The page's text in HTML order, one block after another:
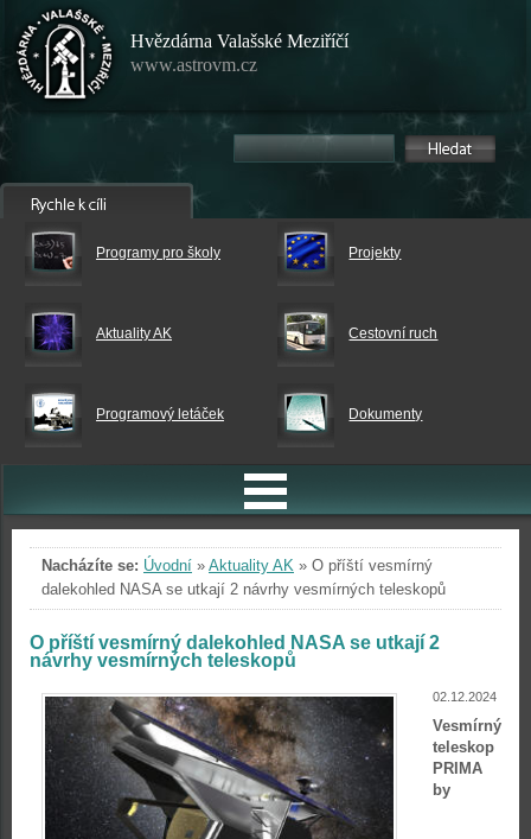
Hvězdárna Valašské Meziříčí
www.astrovm.cz
Programy pro školy Projekty
Aktuality AK Cestovní ruch
Programový letáček Dokumenty
Nacházíte se: Úvodní » Aktuality AK » O příští vesmírný
dalekohled NASA se utkají 2 návrhy vesmírných teleskopů
O příští vesmírný dalekohled NASA se utkají 2
návrhy vesmírných teleskopů
02.12.2024
Vesmírný
teleskop
PRIMA
by